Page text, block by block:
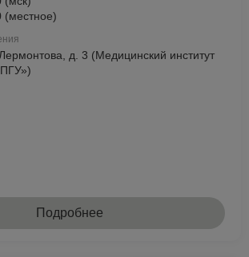
д. 3 (Медицинский институт
Подробнее